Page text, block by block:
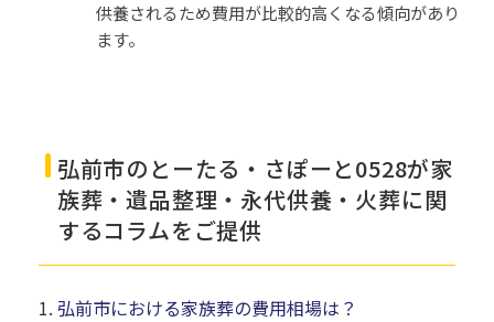
供養されるため費用が比較的高くなる傾向があり
ます。
弘前市のとーたる・さぽーと0528が家
族葬・遺品整理・永代供養・火葬に関
するコラムをご提供
弘前市における家族葬の費用相場は？